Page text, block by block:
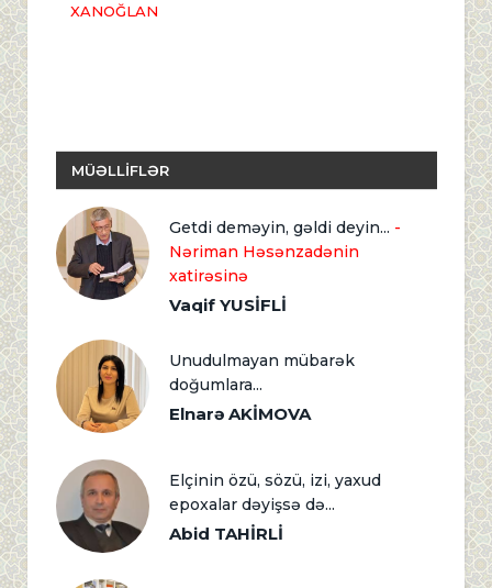
XANOĞLAN
MÜƏLLİFLƏR
Getdi deməyin, gəldi deyin... -
Nəriman Həsənzadənin
xatirəsinə
Vaqif YUSİFLİ
Unudulmayan mübarək
doğumlara...
Elnarə AKİMOVA
Elçinin özü, sözü, izi, yaxud
epoxalar dəyişsə də...
Abid TAHİRLİ